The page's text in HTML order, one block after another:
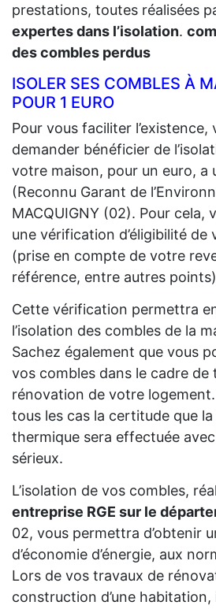
prestations, toutes réalisées
expertes dans l’isolation.
des combles perdus
ISOLER SES COMBLES À
POUR 1 EURO
Pour vous faciliter l’existence,
demander bénéficier de
votre maison, pour un euro, a
(Reconnu Garant de
MACQUIGNY (02). Pour cela,
une vérification d’éligibilité
(prise en compte de votre
référence, entre autres
Cette vérification permettra
l’isolation des combles de la
Sachez également que vous
vos combles dans le cadre de
rénovation de votre
tous les cas la certitude que la
thermique sera effectuée
sérieux.
L’isolation de vos combles,
entreprise RGE sur le
02, vous permettra d’obtenir
d’économie d’énergie, aux
Lors de vos travaux de
construction d’une